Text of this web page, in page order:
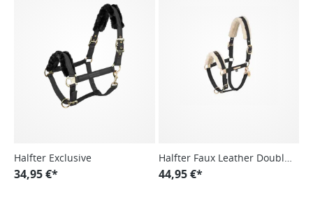
Halfter Exclusive
34,95 €*
Halfter Faux Leather Double
Pin F Heritage 24/25
44,95 €*